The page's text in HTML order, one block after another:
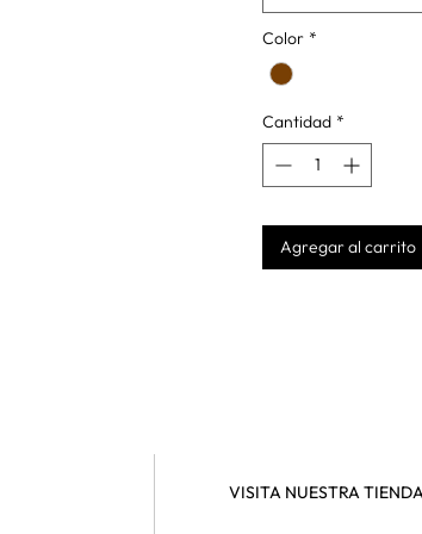
Color *
Cantidad *
Agregar al carrito
VISITA NUESTRA